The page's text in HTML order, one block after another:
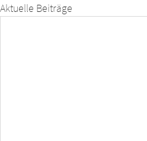
Aktuelle Beiträge